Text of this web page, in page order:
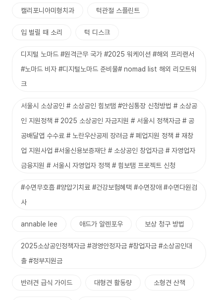
캘리포니아미형치과 턱관절 스플린트
입 벌릴 때 소리 턱 디스크
디지털 노마드 #원격근무 국가 #2025 워케이션 #해외 프리랜서
#노마드 비자 #디지털노마드 준비물# nomad list 해외 리모트워
크
서울시 소상공인 # 소상공인 힘보탬 #안심통장 신청방법 # 소상공
인 지원정책 # 2025 소상공인 자금지원 # 서울시 정책자금 # 공
공배달앱 수수료 # 노란우산공제 장려금 # 폐업지원 정책 # 재창
업 지원사업 #서울신용보증재단 # 소상공인 창업자금 # 자영업자
금융지원 # 서울시 자영업자 정책 # 힘보탬 프로젝트 신청
#수면무호흡 #양압기치료 #건강보험혜택 #수면장애 #수면다원검
사
annable lee 애드가 알렌포우 보상 청구 방법
2025소상공인정책자금 #경영안정자금 #창업자금 #소상공인대
출 #정부지원금
반려견 급식 가이드 대형견 활동량 소형견 산책